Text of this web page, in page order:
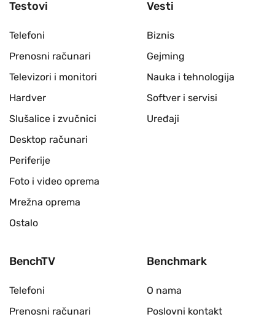
Testovi
Telefoni
Prenosni računari
Televizori i monitori
Hardver
Slušalice i zvučnici
Desktop računari
Periferije
Foto i video oprema
Mrežna oprema
Ostalo
Vesti
Biznis
Gejming
Nauka i tehnologija
Softver i servisi
Uređaji
BenchTV
Telefoni
Prenosni računari
Benchmark
O nama
Poslovni kontakt